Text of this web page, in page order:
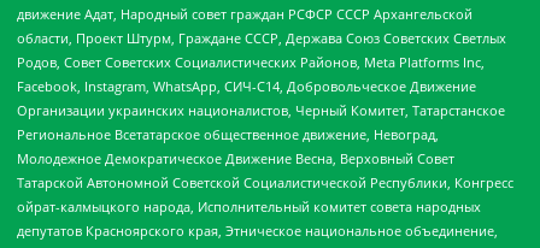
движение Адат, Народный совет граждан РСФСР СССР Архангельской
области, Проект Штурм, Граждане СССР, Держава Союз Советских Светлых
Родов, Совет Советских Социалистических Районов, Meta Platforms Inc,
Facebook, Instagram, WhatsApp, СИЧ-С14, Добровольческое Движение
Организации украинских националистов, Черный Комитет, Татарстанское
Региональное Всетатарское общественное движение, Невоград,
Молодежное Демократическое Движение Весна, Верховный Совет
Татарской Автономной Советской Социалистической Республики, Конгресс
ойрат-калмыцкого народа, Исполнительный комитет совета народных
депутатов Красноярского края, Этническое национальное объединение,